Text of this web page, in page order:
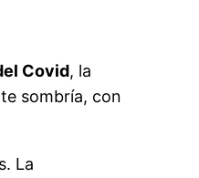
Covid, la
sombría, con
La